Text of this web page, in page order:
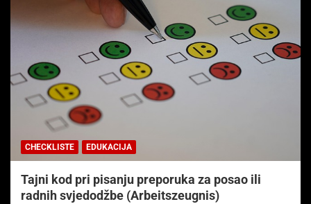
CHECKLISTE EDUKACIJA
Tajni kod pri pisanju preporuka za posao ili
radnih svjedodžbe (Arbeitszeugnis)